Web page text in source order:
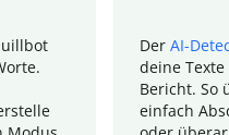
Der AI-
deine
Bericht. So
einfach